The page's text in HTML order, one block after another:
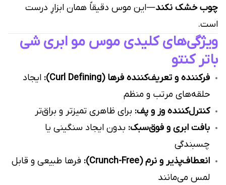
چوب خشک نکند—این موس دقیقاً همان ابزارِ درست
است.
ویژگی‌های کلیدی موس مو ابری شی
باتر کنتو
فرکننده و تعریف‌کننده فرها (Curl Defining):
ایجاد
حلقه‌های مرتب و منظم
کنترل‌کننده وز و پف: برای ظاهری تمیزتر و براق‌تر
بافت ابری و فوق‌سبک: بدون ایجاد سنگینی یا
چسبندگی
انعطاف‌پذیر و نرم (Crunch-Free):
فرها طبیعی و قابل
لمس می‌مانند